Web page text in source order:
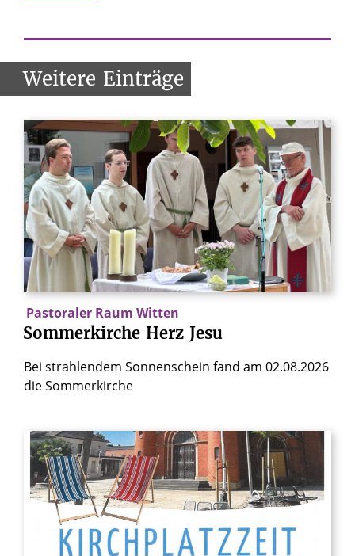
Weitere Einträge
Pastoraler Raum Witten
Sommerkirche Herz Jesu
Bei strahlendem Sonnenschein fand am 02.08.2026
die Sommerkirche